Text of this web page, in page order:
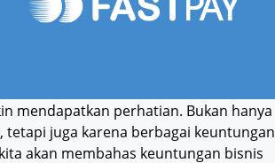
mendapatkan perhatian. Bukan hanya
juga karena berbagai keuntungan
akan membahas keuntungan bisnis